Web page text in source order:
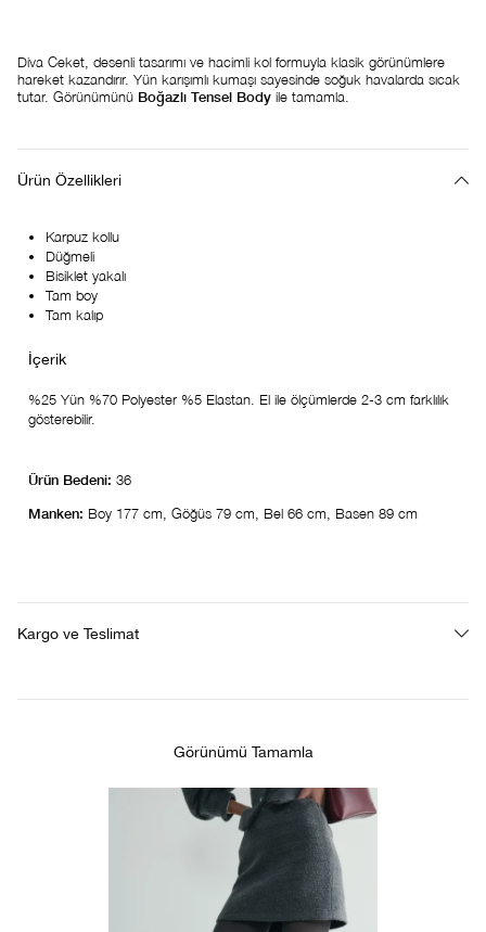
Diva Ceket, desenli tasarımı ve hacimli kol formuyla klasik görünümlere
hareket kazandırır. Yün karışımlı kumaşı sayesinde soğuk havalarda sıcak
tutar. Görünümünü Boğazlı Tensel Body ile tamamla.
Ürün Özellikleri
Karpuz kollu
Düğmeli
Bisiklet yakalı
Tam boy
Tam kalıp
%25 Yün %70 Polyester %5 Elastan. El ile ölçümlerde 2-3 cm farklılık
gösterebilir.
Ürün Bedeni: 36
Manken: Boy 177 cm, Göğüs 79 cm, Bel 66 cm, Basen 89 cm
Kargo ve Teslimat
Görünümü Tamamla